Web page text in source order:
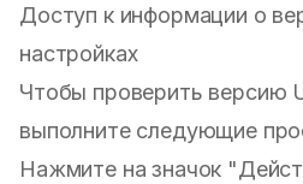
Доступ к информации о
настройках
Чтобы проверить версию
выполните следующие
Нажмите на значок